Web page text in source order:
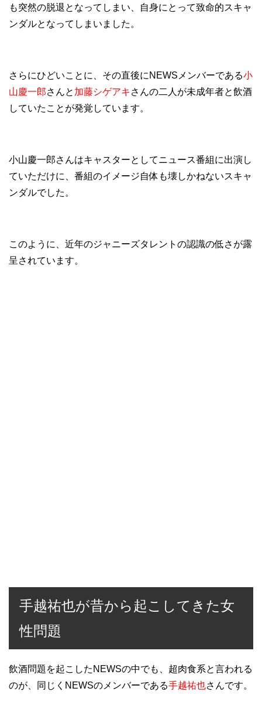
も突然の脱退となってしまい、自身にとって致命的スキャ
ンダルとなってしまいました。
さらにひどいことに、その直後にNEWSメンバーである小
山慶一郎さんと 加藤シゲアキ さんの二人が未成年者と飲酒
していたことが発覚しています。
小山慶一郎さんはキャスターとしてニュース番組に出演し
ていただけに、番組のイメージ自体も壊しかねないスキャ
ンダルでした。
このように、近年のジャニーズタレントの認識の低さが露
呈されています。
手越祐也が昔から起こしてきた女
性問題
飲酒問題を起こしたNEWSの中でも、超肉食系と言われる
のが、同じくNEWSのメンバーである手越祐也さんです。